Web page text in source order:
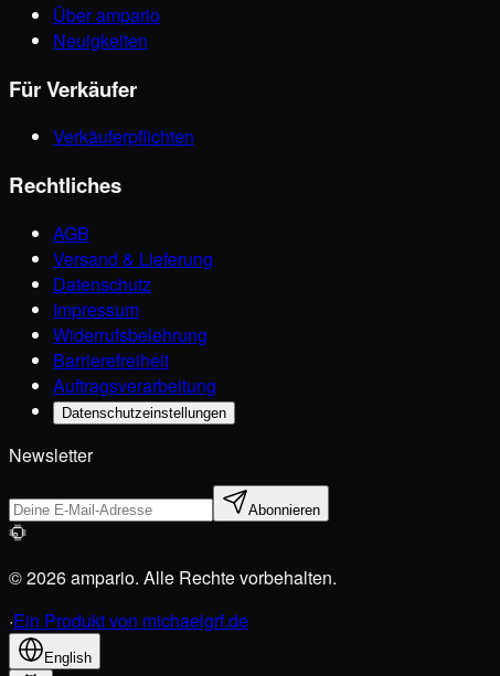
Über ampario
Neuigkeiten
Für Verkäufer
Verkäuferpflichten
Rechtliches
AGB
Versand & Lieferung
Datenschutz
Impressum
Widerrufsbelehrung
Barrierefreiheit
Auftragsverarbeitung
Datenschutzeinstellungen
Newsletter
Abonnieren
© 2026 ampario. Alle Rechte vorbehalten.
·Ein Produkt von michaelgrf.de
English